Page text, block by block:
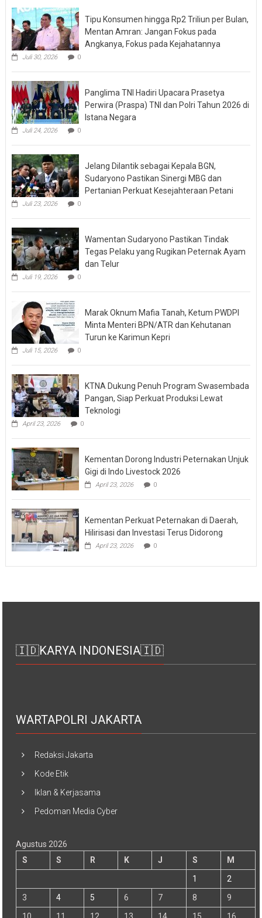
Tipu Konsumen hingga Rp2 Triliun per Bulan,
Mentan Amran: Jangan Fokus pada
Angkanya, Fokus pada Kejahatannya
Juli 30, 2026 0
Panglima TNI Hadiri Upacara Prasetya
Perwira (Praspa) TNI dan Polri Tahun 2026 di
Istana Negara
Juli 24, 2026 0
Jelang Dilantik sebagai Kepala BGN,
Sudaryono Pastikan Sinergi MBG dan
Pertanian Perkuat Kesejahteraan Petani
Juli 23, 2026 0
Wamentan Sudaryono Pastikan Tindak
Tegas Pelaku yang Rugikan Peternak Ayam
dan Telur
Juli 19, 2026 0
Marak Oknum Mafia Tanah, Ketum PWDPI
Minta Menteri BPN/ATR dan Kehutanan
Turun ke Karimun Kepri
Juli 15, 2026 0
KTNA Dukung Penuh Program Swasembada
Pangan, Siap Perkuat Produksi Lewat
Teknologi
April 23, 2026 0
Kementan Dorong Industri Peternakan Unjuk
Gigi di Indo Livestock 2026
April 23, 2026 0
Kementan Perkuat Peternakan di Daerah,
Hilirisasi dan Investasi Terus Didorong
April 23, 2026 0
🇮🇩KARYA INDONESIA🇮🇩
WARTAPOLRI JAKARTA
Redaksi Jakarta
Kode Etik
Iklan & Kerjasama
Pedoman Media Cyber
Agustus 2026
S
S R K J S
M
1
2
3
4 5 6 7 8
9
10
11 12 13 14 15 16